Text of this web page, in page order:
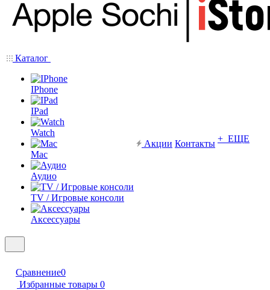
Каталог
IPhone
IPad
Watch
Mac
Аудио
TV / Игровые консоли
Аксессуары
Акции Контакты + ЕЩЕ
Сравнение0
Избранные товары 0